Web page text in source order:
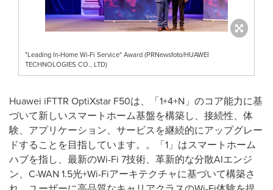
"Leading In-Home Wi-Fi Service" Award (PRNewsfoto/HUAWEI
TECHNOLOGIES CO., LTD)
Huawei iFTTR OptiXstar F50は、「1+4+N」のコア能力に基
づいて新しいスマートホーム基盤を構築し、接続性、体
験、アプリケーション、サービスを継続的にアップグレー
ドすることを目指しています。。「1」はスマートホーム
ハブを指し、最新のWi-Fi 7技術、革新的な分散AIエンジ
ン、C-WAN 1.5光+Wi-Fiアーキテクチャに基づいて構築さ